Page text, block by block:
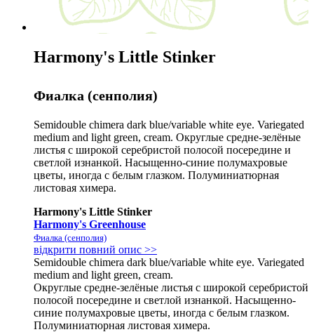
Harmony's Little Stinker
Фиалка (сенполия)
Semidouble chimera dark blue/variable white eye. Variegated
medium and light green, cream. Округлые средне-зелёные
листья с широкой серебристой полосой посередине и
светлой изнанкой. Насыщенно-синие полумахровые
цветы, иногда с белым глазком. Полуминиатюрная
листовая химера.
Harmony's Little Stinker
Harmony's Greenhouse
Фиалка (сенполия)
відкрити повний опис >>
Semidouble chimera dark blue/variable white eye. Variegated
medium and light green, cream.
Округлые средне-зелёные листья с широкой серебристой
полосой посередине и светлой изнанкой. Насыщенно-
синие полумахровые цветы, иногда с белым глазком.
Полуминиатюрная листовая химера.